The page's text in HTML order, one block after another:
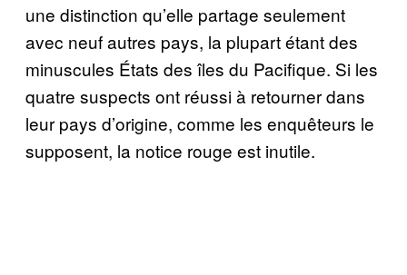
une distinction qu’elle partage seulement
avec neuf autres pays, la plupart étant des
minuscules États des îles du Pacifique. Si les
quatre suspects ont réussi à retourner dans
leur pays d’origine, comme les enquêteurs le
supposent, la notice rouge est inutile.